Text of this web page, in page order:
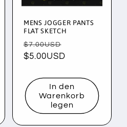
MENS JOGGER PANTS
FLAT SKETCH
Normaler
Preis
$7.00USD
$5.00USD
In den
Warenkorb
legen